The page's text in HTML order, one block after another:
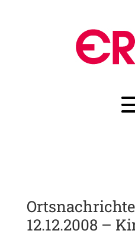
12.12.2008 –